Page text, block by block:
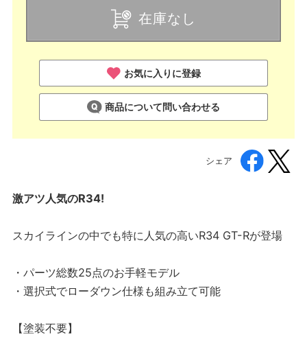
在庫なし
お気に入りに登録
商品について問い合わせる
シェア
激アツ人気のR34!
スカイラインの中でも特に人気の高いR34 GT-Rが登場
・パーツ総数25点のお手軽モデル
・選択式でローダウン仕様も組み立て可能
【塗装不要】